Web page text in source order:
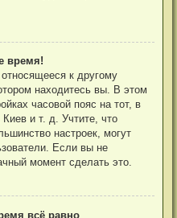
время!
к другому
находитесь вы. В этом
часовой пояс на тот, в
и т. д. Учтите, что
настроек, могут
Если вы не
момент сделать это.
всё равно